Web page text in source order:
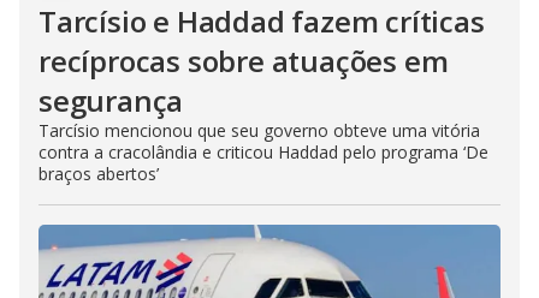
Tarcísio e Haddad fazem críticas
recíprocas sobre atuações em
segurança
Tarcísio mencionou que seu governo obteve uma vitória
contra a cracolândia e criticou Haddad pelo programa ‘De
braços abertos’